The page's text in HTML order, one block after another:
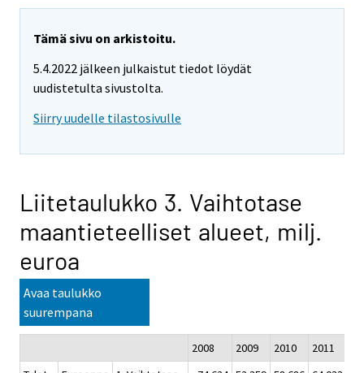
Tämä sivu on arkistoitu.
5.4.2022 jälkeen julkaistut tiedot löydät
uudistetulta sivustolta.
Siirry uudelle tilastosivulle
Liitetaulukko 3. Vaihtotase
maantieteelliset alueet, milj.
euroa
Avaa taulukko
suurempana
2008 2009 2010 2011